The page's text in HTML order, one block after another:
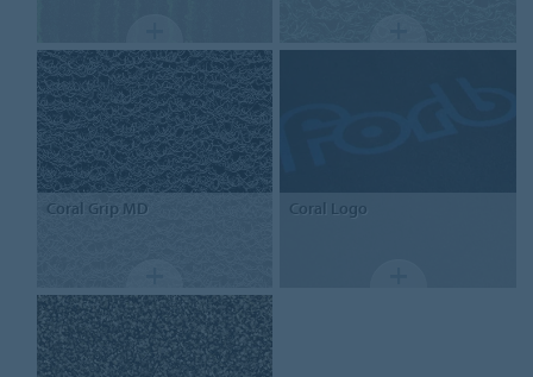
Coral Grip MD Coral Logo